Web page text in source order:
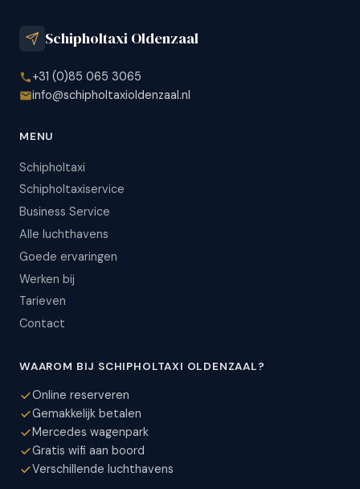
Schipholtaxi Oldenzaal
+31 (0)85 065 3065
info@schipholtaxioldenzaal.nl
MENU
Schipholtaxi
Schipholtaxiservice
Business Service
Alle luchthavens
Goede ervaringen
Werken bij
Tarieven
Contact
WAAROM BIJ SCHIPHOLTAXI OLDENZAAL?
Online reserveren
Gemakkelijk betalen
Mercedes wagenpark
Gratis wifi aan boord
Verschillende luchthavens